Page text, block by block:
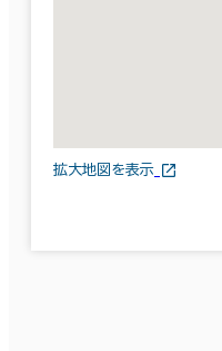
拡大地図を表示